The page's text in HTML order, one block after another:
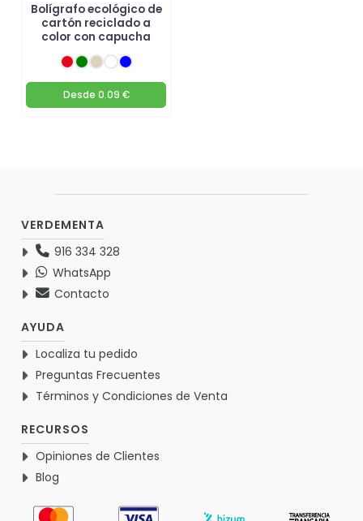
Bolígrafo ecológico de
cartón reciclado a
color con capucha
Desde 0.09 €
VERDEMENTA
916 334 328
WhatsApp
Contacto
AYUDA
Localiza tu pedido
Preguntas Frecuentes
Términos y Condiciones de Venta
RECURSOS
Opiniones de Clientes
Blog